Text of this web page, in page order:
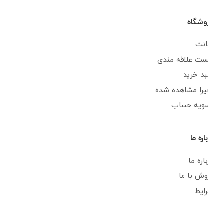
فروشگاه
اکانت
لیست علاقه مندی
سبد خرید
اخیرا مشاهده شده
تسویه حساب
درباره ما
درباره ما
فروش با ما
شرایط